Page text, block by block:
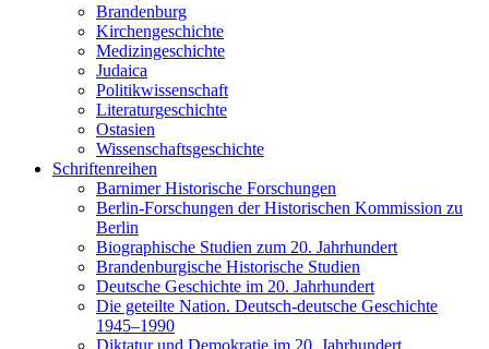
Brandenburg
Kirchengeschichte
Medizingeschichte
Judaica
Politikwissenschaft
Literaturgeschichte
Ostasien
Wissenschaftsgeschichte
Schriftenreihen
Barnimer Historische Forschungen
Berlin-Forschungen der Historischen Kommission zu
Berlin
Biographische Studien zum 20. Jahrhundert
Brandenburgische Historische Studien
Deutsche Geschichte im 20. Jahrhundert
Die geteilte Nation. Deutsch-deutsche Geschichte
1945–1990
Diktatur und Demokratie im 20. Jahrhundert